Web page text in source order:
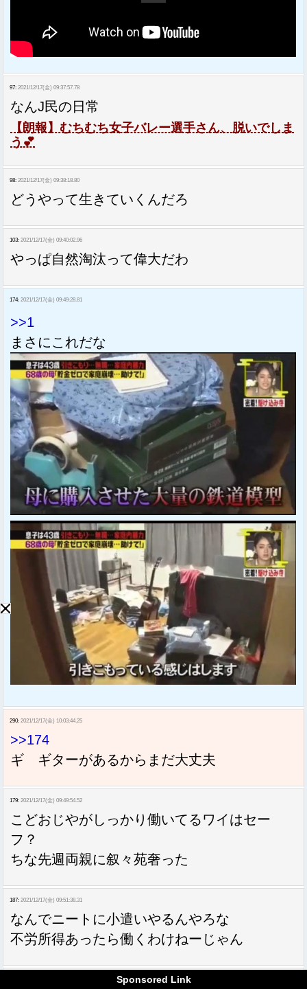
97: 2021/12/17(金) 09:37:57.78
なんJ民の日常
【朗報】むちむち女子バレー選手さん、脱いでしま
う💕
98: 2021/12/17(金) 09:38:18.80
どうやって生きていくんだろ
103: 2021/12/17(金) 09:40:02.96
やっぱ自然淘汰って偉大だわ
174: 2021/12/17(金) 09:49:28.81
>>1
まさにこれだな
290: 2021/12/17(金) 10:03:44.25
>>174
ギ ギターがあるからまだ大丈夫
179: 2021/12/17(金) 09:49:54.52
こどおじやがしっかり働いてるワイはセー
フ？
ちな先週両親に叙々苑奢った
187: 2021/12/17(金) 09:51:38.31
なんでニートに小遣いやるんやろな
不労所得あったら働くわけねーじゃん
Sponsored Link